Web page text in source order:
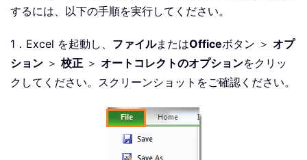
するには、以下の手順を実行してください。
1．Excel を起動し、 ファイルまたはOfficeボタン ＞ オプ
ション ＞ 校正 ＞ オートコレクトのオプションをクリッ
クしてください。スクリーンショットをご確認ください。